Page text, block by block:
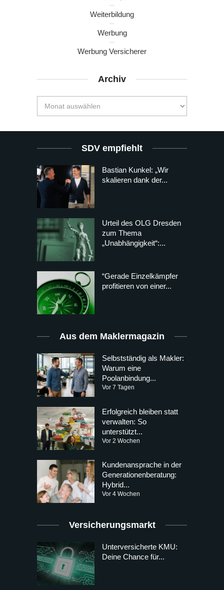
Weiterbildung
Werbung
Werbung Versicherer
Archiv
SDV empfiehlt
Bastian Kunkel: „Wir
skalieren dank der...
Urteil des OLG Dresden
zum Thema
„Unabhängigkeit“:...
“Gerade Einzelkämpfer
profitieren von einer...
Aus dem Maklermagazin
Selbstständig als Makler:
Warum eine
Poolanbindung...
Vor 7 Tagen
Erfolgreich bleiben statt
verwalten: So
unterstützt...
Vor 2 Wochen
Kundenansprache in der
Generationenberatung:
Hybrid...
Vor 4 Wochen
Versicherungsmarkt
Unterversicherte KMU:
Deine Chance für...